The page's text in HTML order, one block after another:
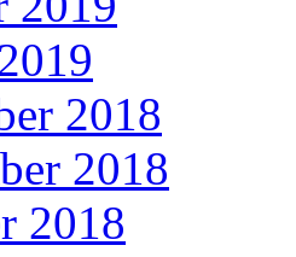
2018
2018
2018